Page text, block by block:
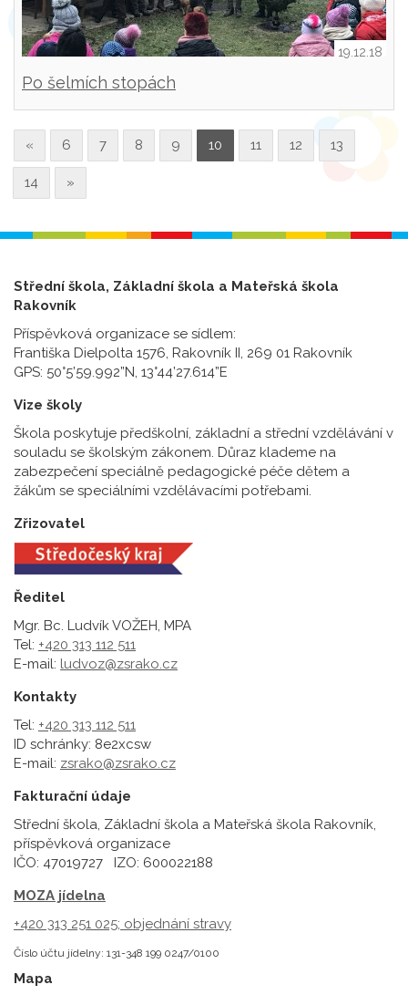
19.12.18
Po šelmích stopách
« 6 7 8 9 10 11 12 13
14 »
Střední škola, Základní škola a Mateřská škola
Rakovník
Příspěvková organizace se sídlem:
Františka Dielpolta 1576, Rakovník II, 269 01 Rakovník
GPS: 50°5’59.992”N, 13°44’27.614”E
Vize školy
Škola poskytuje předškolní, základní a střední vzdělávání v
souladu se školským zákonem. Důraz klademe na
zabezpečení speciálně pedagogické péče dětem a
žákům se speciálními vzdělávacími potřebami.
Zřizovatel
Ředitel
Mgr. Bc. Ludvík VOŽEH, MPA
Tel: +420 313 112 511
E-mail: ludvoz@zsrako.cz
Kontakty
Tel: +420 313 112 511
ID schránky: 8e2xcsw
E-mail: zsrako@zsrako.cz
Fakturační údaje
Střední škola, Základní škola a Mateřská škola Rakovník,
příspěvková organizace
IČO: 47019727 IZO: 600022188
MOZA jídelna
+420 313 251 025; objednání stravy
Číslo účtu jídelny: 131-348 199 0247/0100
Mapa